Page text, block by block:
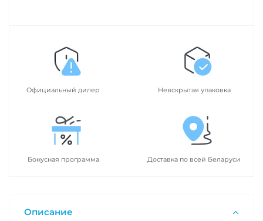
Официальный дилер Невскрытая упаковка
Бонусная программа Доставка по всей Беларуси
Описание